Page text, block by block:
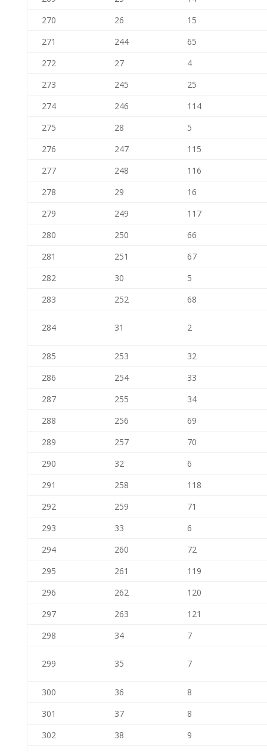
270
26
15
271
244
65
272
27
4
273
245
25
274
246
114
275
28
5
276
247
115
277
248
116
278
29
16
279
249
117
280
250
66
281
251
67
282
30
5
283
252 68
284 31 2
285 253
32
286
254
33
287
255
34
288
256
69
289
257
70
290
32
6
291
258
118
292
259
71
293
33
6
294
260
72
295
261
119
296
262
120
297
263
121
298
34 7
299 35 7
300 36
8
301
37
8
302
38
9